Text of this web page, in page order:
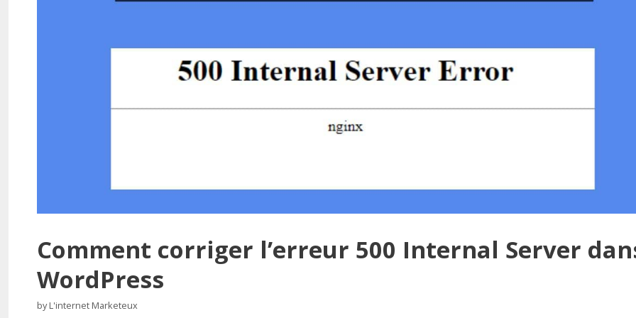
Comment corriger l’erreur 500 Internal Server
WordPress
byL'internet Marketeux